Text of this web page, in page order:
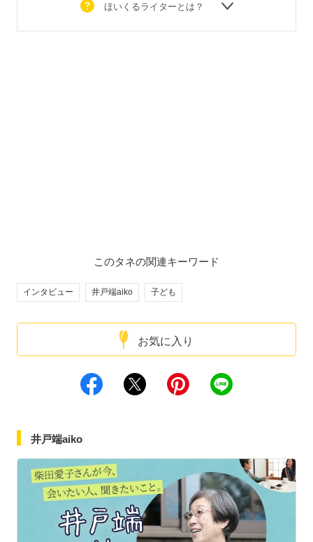
ほいくるライターとは？
お気に入り
このタネの関連キーワード
インタビュー 井戸端aiko 子ども
井戸端aiko